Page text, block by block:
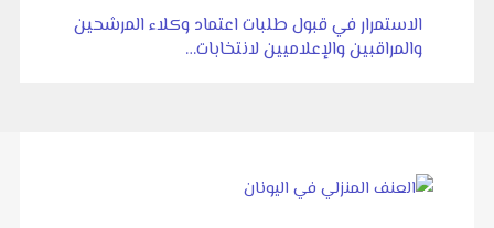
الاستمرار في قبول طلبات اعتماد وكلاء المرشحين
والمراقبين والإعلاميين لانتخابات…